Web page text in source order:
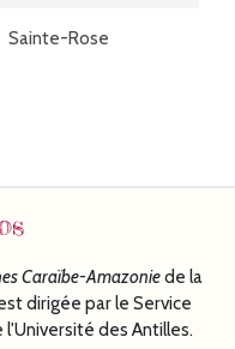
Sainte-Rose
Caraïbe-Amazoniede la
dirigée par le Service
des Antilles.